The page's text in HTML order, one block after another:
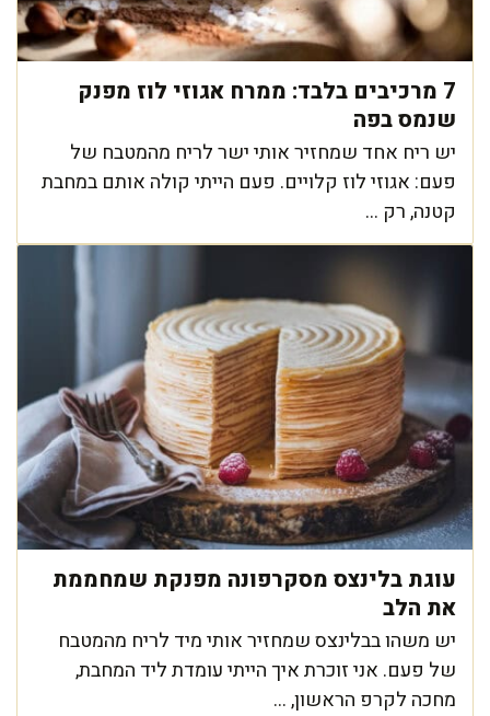
7 מרכיבים בלבד: ממרח אגוזי לוז מפנק
שנמס בפה
יש ריח אחד שמחזיר אותי ישר לריח מהמטבח של
פעם: אגוזי לוז קלויים. פעם הייתי קולה אותם במחבת
קטנה, רק ...
עוגת בלינצס מסקרפונה מפנקת שמחממת
את הלב
יש משהו בבלינצס שמחזיר אותי מיד לריח מהמטבח
של פעם. אני זוכרת איך הייתי עומדת ליד המחבת,
מחכה לקרפ הראשון, ...